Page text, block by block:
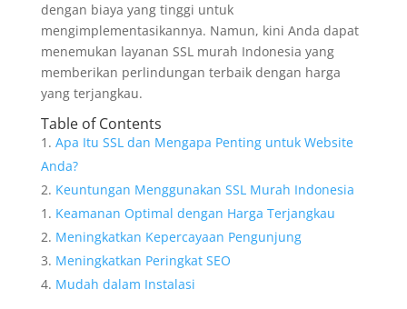
dengan biaya yang tinggi untuk
mengimplementasikannya. Namun, kini Anda dapat
menemukan layanan SSL murah Indonesia yang
memberikan perlindungan terbaik dengan harga
yang terjangkau.
Table of Contents
Apa Itu SSL dan Mengapa Penting untuk Website
Anda?
Keuntungan Menggunakan SSL Murah Indonesia
Keamanan Optimal dengan Harga Terjangkau
Meningkatkan Kepercayaan Pengunjung
Meningkatkan Peringkat SEO
Mudah dalam Instalasi